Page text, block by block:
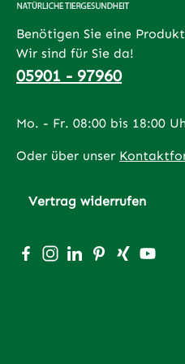
und
für Katzen
L-menthan-
und d-
Reaktionen
Aqua,
Xanthan,
Grüntee-
Gummi
Benötigen Sie eine
Wir sind für Sie da!
05901 - 97960
Mo. - Fr. 08:00 bis 18:00
Oder über unser
Vertrag widerrufen
Besuche uns auf
Schau auf Instagram
Vernetze dich mit
Lass dich auf
Vernetze
Sieh